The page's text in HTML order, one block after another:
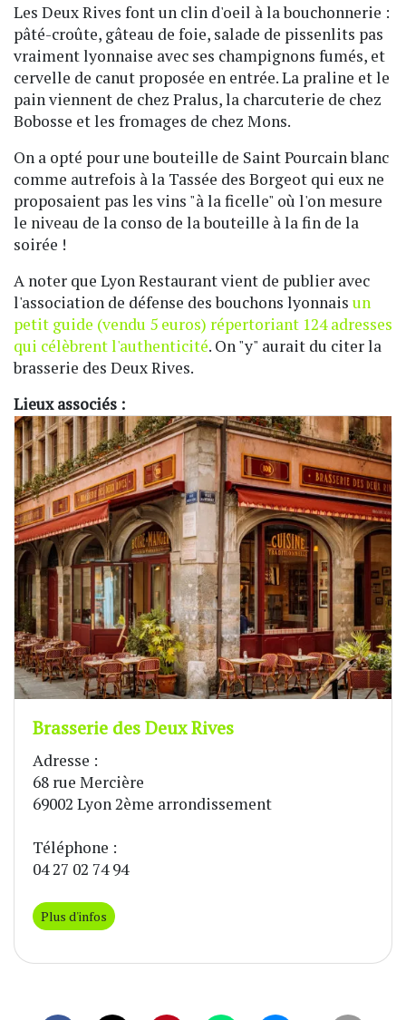
Les Deux Rives font un clin d'oeil à la bouchonnerie :
pâté-croûte, gâteau de foie, salade de pissenlits pas
vraiment lyonnaise avec ses champignons fumés, et
cervelle de canut proposée en entrée. La praline et le
pain viennent de chez Pralus, la charcuterie de chez
Bobosse et les fromages de chez Mons.
On a opté pour une bouteille de Saint Pourcain blanc
comme autrefois à la Tassée des Borgeot qui eux ne
proposaient pas les vins "à la ficelle" où l'on mesure
le niveau de la conso de la bouteille à la fin de la
soirée !
A noter que Lyon Restaurant vient de publier avec
l'association de défense des bouchons lyonnais un
petit guide (vendu 5 euros) répertoriant 124 adresses
qui célèbrent l'authenticité. On "y" aurait du citer la
brasserie des Deux Rives.
Lieux associés :
Brasserie des Deux Rives
Adresse :
68 rue Mercière
69002 Lyon 2ème arrondissement
Téléphone :
04 27 02 74 94
Plus d'infos